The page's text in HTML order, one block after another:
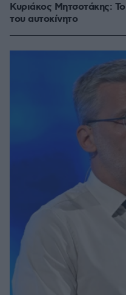
Κυριάκος Μητσοτάκης:
του αυτοκίνητο